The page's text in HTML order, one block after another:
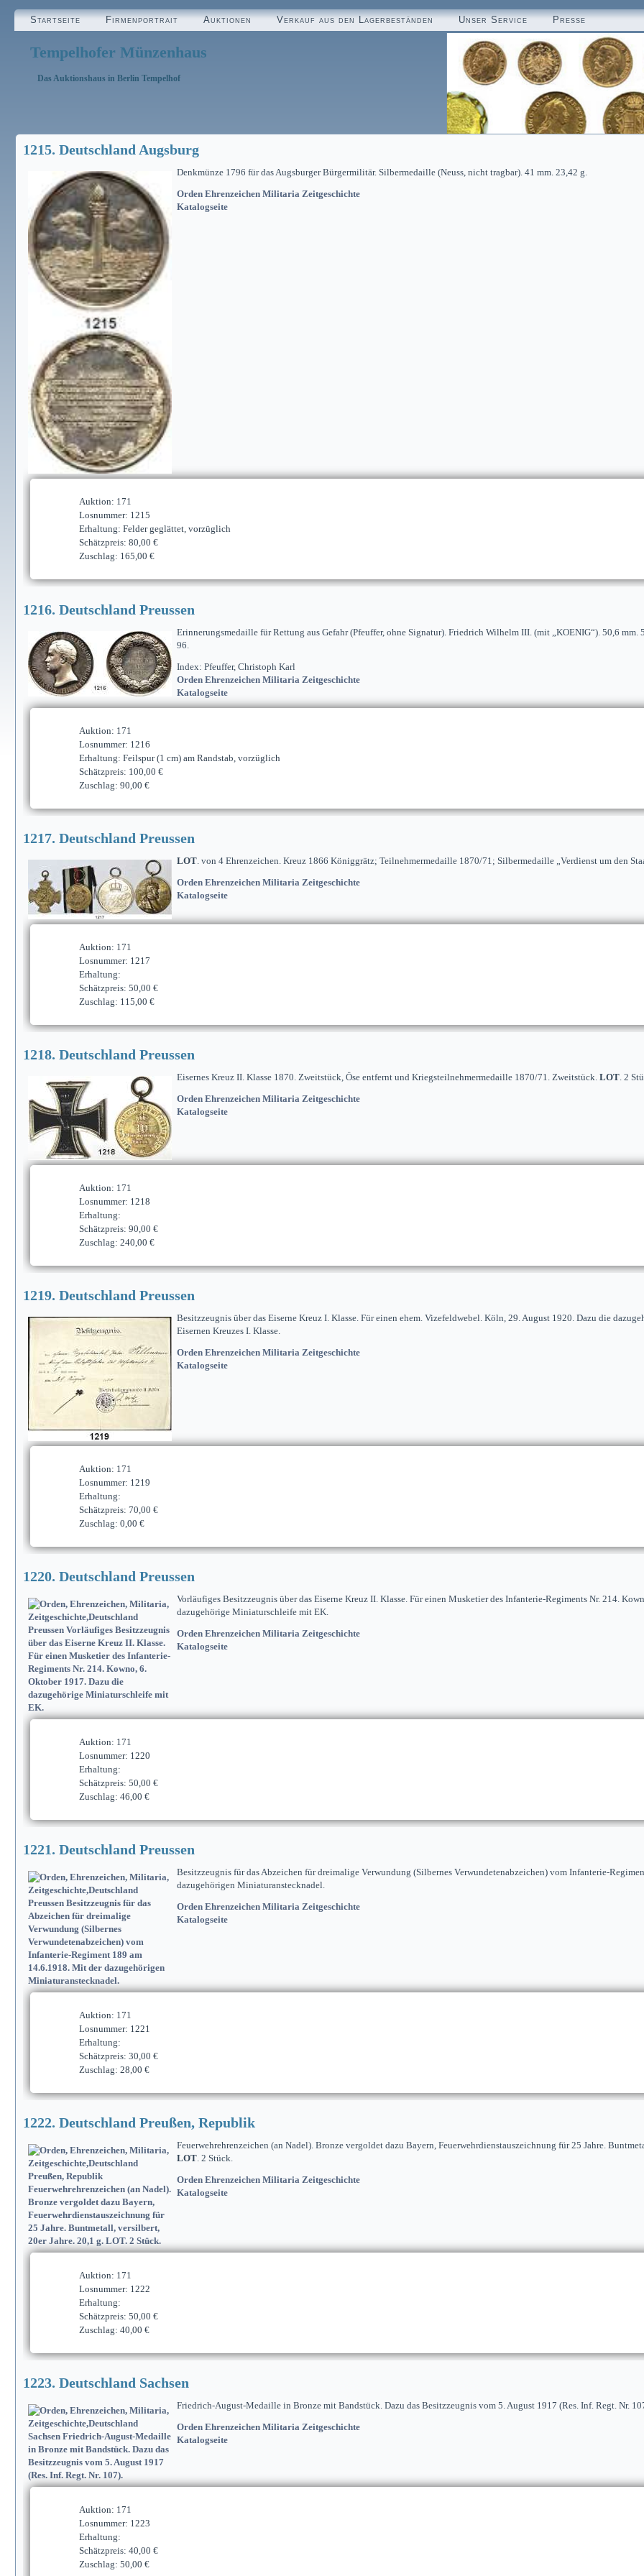
Startseite Firmenportrait Auktionen Verkauf aus den Lagerbeständen Unser Service Presse
Tempelhofer Münzenhaus
Das Auktionshaus in Berlin Tempelhof
1215. Deutschland Augsburg
Denkmünze 1796 für das Augsburger Bürgermilitär. Silbermedaille (Neuss, nicht tragbar). 41 mm. 23,42 g.
Orden Ehrenzeichen Militaria Zeitgeschichte
Katalogseite
Auktion: 171
Losnummer: 1215
Erhaltung: Felder geglättet, vorzüglich
Schätzpreis: 80,00 €
Zuschlag: 165,00 €
1216. Deutschland Preussen
Erinnerungsmedaille für Rettung aus Gefahr (Pfeuffer, ohne Signatur). Friedrich Wilhelm III. (mit „KOENIG“). 50,6 mm.
96.
Index: Pfeuffer, Christoph Karl
Orden Ehrenzeichen Militaria Zeitgeschichte
Katalogseite
Auktion: 171
Losnummer: 1216
Erhaltung: Feilspur (1 cm) am Randstab, vorzüglich
Schätzpreis: 100,00 €
Zuschlag: 90,00 €
1217. Deutschland Preussen
LOT. von 4 Ehrenzeichen. Kreuz 1866 Königgrätz; Teilnehmermedaille 1870/71; Silbermedaille „Verdienst um den
Orden Ehrenzeichen Militaria Zeitgeschichte
Katalogseite
Auktion: 171
Losnummer: 1217
Erhaltung:
Schätzpreis: 50,00 €
Zuschlag: 115,00 €
1218. Deutschland Preussen
Eisernes Kreuz II. Klasse 1870. Zweitstück, Öse entfernt und Kriegsteilnehmermedaille 1870/71. Zweitstück. LOT. 2
Orden Ehrenzeichen Militaria Zeitgeschichte
Katalogseite
Auktion: 171
Losnummer: 1218
Erhaltung:
Schätzpreis: 90,00 €
Zuschlag: 240,00 €
1219. Deutschland Preussen
Besitzzeugnis über das Eiserne Kreuz I. Klasse. Für einen ehem. Vizefeldwebel. Köln, 29. August 1920. Dazu die
Eisernen Kreuzes I. Klasse.
Orden Ehrenzeichen Militaria Zeitgeschichte
Katalogseite
Auktion: 171
Losnummer: 1219
Erhaltung:
Schätzpreis: 70,00 €
Zuschlag: 0,00 €
1220. Deutschland Preussen
Vorläufiges Besitzzeugnis über das Eiserne Kreuz II. Klasse. Für einen Musketier des Infanterie-Regiments Nr. 214.
dazugehörige Miniaturschleife mit EK.
Orden Ehrenzeichen Militaria Zeitgeschichte
Katalogseite
Auktion: 171
Losnummer: 1220
Erhaltung:
Schätzpreis: 50,00 €
Zuschlag: 46,00 €
1221. Deutschland Preussen
Besitzzeugnis für das Abzeichen für dreimalige Verwundung (Silbernes Verwundetenabzeichen) vom Infanterie-
dazugehörigen Miniaturanstecknadel.
Orden Ehrenzeichen Militaria Zeitgeschichte
Katalogseite
Auktion: 171
Losnummer: 1221
Erhaltung:
Schätzpreis: 30,00 €
Zuschlag: 28,00 €
1222. Deutschland Preußen, Republik
Feuerwehrehrenzeichen (an Nadel). Bronze vergoldet dazu Bayern, Feuerwehrdienstauszeichnung für 25 Jahre.
LOT. 2 Stück.
Orden Ehrenzeichen Militaria Zeitgeschichte
Katalogseite
Auktion: 171
Losnummer: 1222
Erhaltung:
Schätzpreis: 50,00 €
Zuschlag: 40,00 €
1223. Deutschland Sachsen
Friedrich-August-Medaille in Bronze mit Bandstück. Dazu das Besitzzeugnis vom 5. August 1917 (Res. Inf. Regt. Nr.
Orden Ehrenzeichen Militaria Zeitgeschichte
Katalogseite
Auktion: 171
Losnummer: 1223
Erhaltung:
Schätzpreis: 40,00 €
Zuschlag: 50,00 €